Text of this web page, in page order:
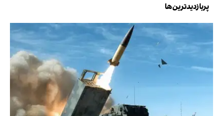
پربازدیدترین‌ها